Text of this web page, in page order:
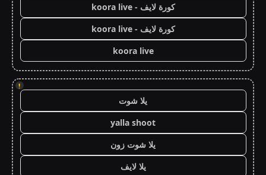
كورة لايف - koora live
كورة لايف - koora live
koora live
!
يلا شوت
yalla shoot
يلا شوت زون
يلا لايف